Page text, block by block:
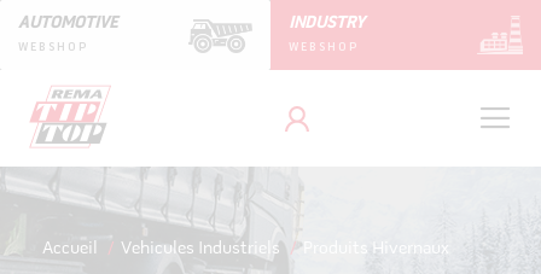
AUTOMOTIVE
WEBSHOP
INDUSTRY
WEBSHOP
Accueil Vehicules Industriels Produits Hivernaux